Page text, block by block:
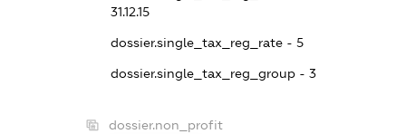
31.12.15
dossier.single_tax_reg_rate - 5
dossier.single_tax_reg_group - 3
dossier.non_profit